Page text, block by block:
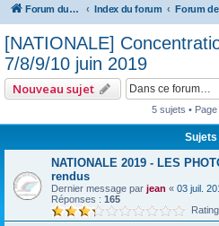
Forum du 205 Rallye club de France Index du forum
[NATIONALE]
7/8/9/10 juin 2019
Nouveau sujet
5 sujets • Page
Sujets
NATIONALE 2019 - LES
rendus
Dernier message par jean « 03 juil.
Réponses : 165